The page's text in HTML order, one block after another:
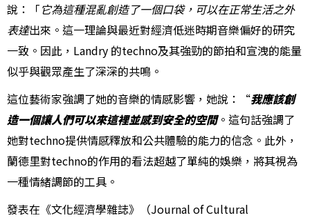
說：「它為這種混亂創造了一個口袋，可以在正常生活之外
表達出來。這一理論與最近對經濟低迷時期音樂偏好的研究
一致。因此，Landry 的techno及其強勁的節拍和宣洩的能量
似乎與觀眾產生了深深的共鳴。
這位藝術家強調了她的音樂的情感影響，她說：“我應該創
造一個讓人們可以來這裡並感到安全的空間。這句話強調了
她對techno提供情感釋放和公共體驗的能力的信念。此外，
蘭德里對techno的作用的看法超越了單純的娛樂，將其視為
一種情緒調節的工具。
發表在《文化經濟學雜誌》（Journal of Cultural